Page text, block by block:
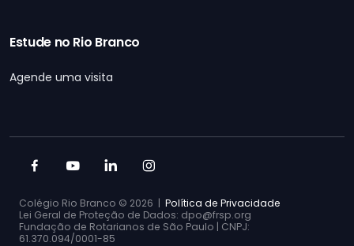
Estude no Rio Branco
Agende uma visita
Colégio Rio Branco © 2026 | Política de Privacidade
Lei Geral de Proteção de Dados: dpo@frsp.org
Fundação de Rotarianos de São Paulo | CNPJ:
61.370.094/0001-85